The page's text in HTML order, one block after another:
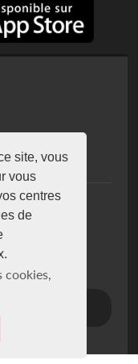
site, vous
vous
centres
de
cookies,